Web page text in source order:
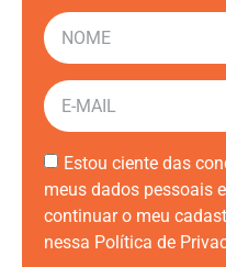
Estou ciente das
meus dados pessoais
continuar o meu
nessa Política de